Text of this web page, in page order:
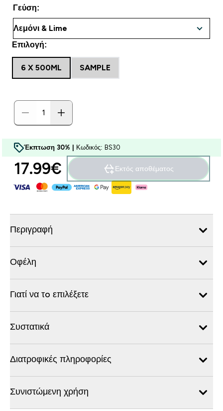
Γεύση:
Επιλογή:
6 X 500ML SAMPLE
Έκπτωση 30% | Κωδικός: BS30
17.99€‎ Εκτός αποθέματος
Περιγραφή
Οφέλη
Γιατί να τo επιλέξετε
Συστατικά
Διατροφικές πληροφορίες
Συνιστώμενη χρήση